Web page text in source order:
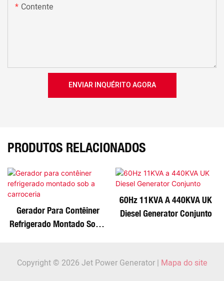
Contente
ENVIAR INQUÉRITO AGORA
PRODUTOS RELACIONADOS
Gerador Para Contêiner
Refrigerado Montado Sob A
60Hz 11KVA A 440KVA UK
Diesel Generator Conjunto
Copyright © 2026 Jet Power Generator | Mapa do site